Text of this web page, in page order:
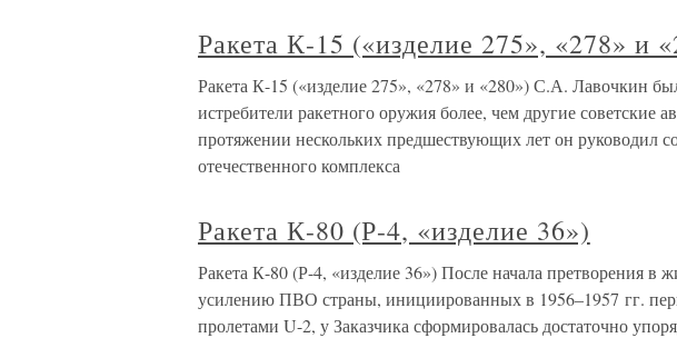
Ракета К-15 («изделие 275», «278» и
Ракета К-15 («изделие 275», «278» и «280») С.А. Лавочкин
истребители ракетного оружия более, чем другие советские
протяжении нескольких предшествующих лет он руководил
отечественного комплекса
Ракета К-80 (Р-4, «изделие 36»)
Ракета К-80 (Р-4, «изделие 36») После начала претворения
усилению ПВО страны, инициированных в 1956–1957 гг.
пролетами U-2, у Заказчика сформировалась достаточно